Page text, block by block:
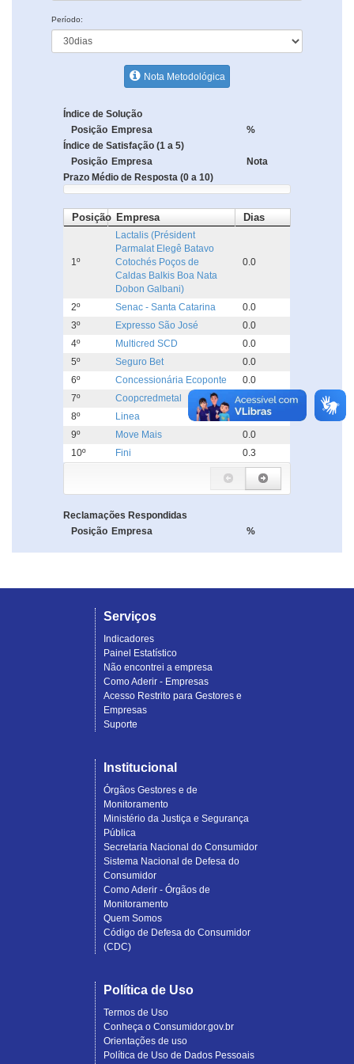
Período:
Nota Metodológica
Índice de Solução
Posição Empresa
%
Índice de Satisfação (1 a 5)
Posição Empresa
Nota
Prazo Médio de Resposta (0 a 10)
Posição Empresa Dias
1º
Lactalis (Président
Parmalat Elegê Batavo
Cotochés Poços de
Caldas Balkis Boa Nata
Dobon Galbani)
0.0
2º Senac - Santa Catarina
0.0
3º
Expresso São José
0.0
4º
Multicred SCD
0.0
5º
Seguro Bet
0.0
6º
Concessionária Ecoponte
0.0
7º
Coopcredmetal
0.0
8º
Linea
0.0
9º
Move Mais
0.0
10º
Fini 0.3
Reclamações Respondidas
Posição Empresa %
Serviços
Indicadores
Painel Estatístico
Não encontrei a empresa
Como Aderir - Empresas
Acesso Restrito para Gestores e
Empresas
Suporte
Institucional
Órgãos Gestores e de
Monitoramento
Ministério da Justiça e Segurança
Pública
Secretaria Nacional do Consumidor
Sistema Nacional de Defesa do
Consumidor
Como Aderir - Órgãos de
Monitoramento
Quem Somos
Código de Defesa do Consumidor
(CDC)
Política de Uso
Termos de Uso
Conheça o Consumidor.gov.br
Orientações de uso
Política de Uso de Dados Pessoais